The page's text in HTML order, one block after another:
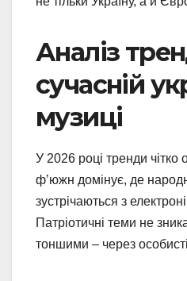
Аналіз
сучасній
музиці
У 2026 році тренди
ф’южн домінує, де
зустрічаються з
Патріотичні теми не
тоншими – через особисті